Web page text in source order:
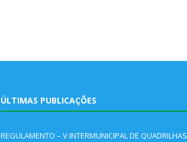
ÚLTIMAS PUBLICAÇÕES
REGULAMENTO – V INTERMUNICIPAL DE QUADRILHAS